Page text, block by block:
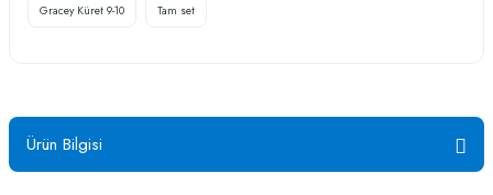
Gracey Küret 9-10 Tam set
Ürün Bilgisi